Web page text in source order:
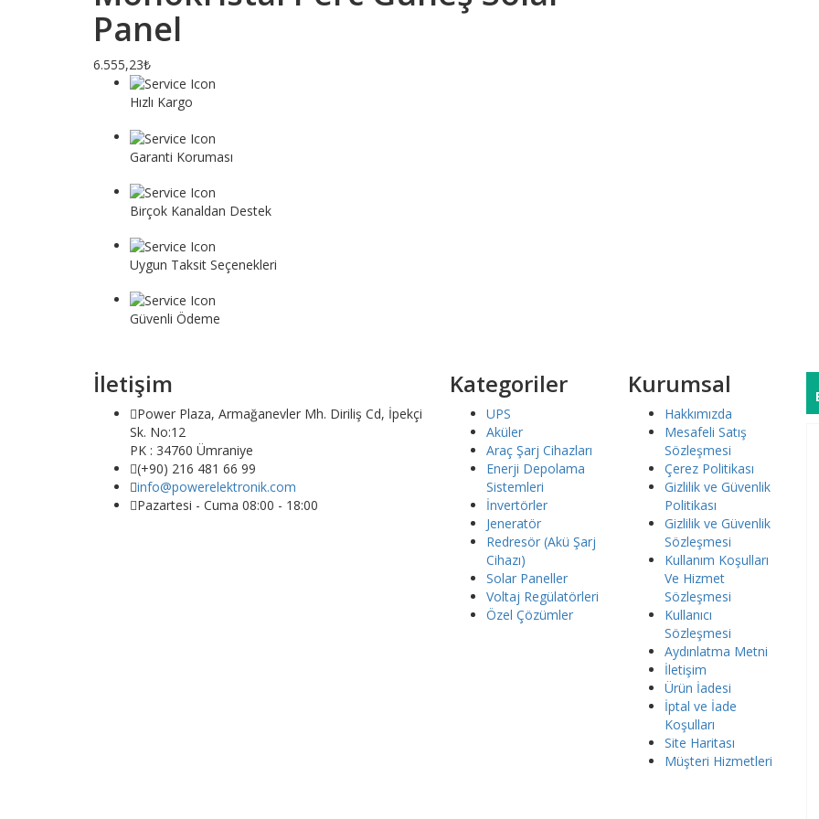
Panel
6.555,23₺
Hızlı Kargo
Garanti Koruması
Birçok Kanaldan Destek
Uygun Taksit Seçenekleri
Güvenli Ödeme
İletişim
Power Plaza, Armağanevler Mh. Diriliş Cd, İpekçi
Sk. No:12
PK : 34760 Ümraniye
(+90) 216 481 66 99
info@powerelektronik.com
Pazartesi - Cuma 08:00 - 18:00
Kategoriler
UPS
Aküler
Araç Şarj Cihazları
Enerji Depolama
Sistemleri
İnvertörler
Jeneratör
Redresör (Akü Şarj
Cihazı)
Solar Paneller
Voltaj Regülatörleri
Özel Çözümler
Kurumsal
Hakkımızda
Mesafeli Satış
Sözleşmesi
Çerez Politikası
Gizlilik ve Güvenlik
Politikası
Gizlilik ve Güvenlik
Sözleşmesi
Kullanım Koşulları
Ve Hizmet
Sözleşmesi
Kullanıcı
Sözleşmesi
Aydınlatma Metni
İletişim
Ürün İadesi
İptal ve İade
Koşulları
Site Haritası
Müşteri Hizmetleri